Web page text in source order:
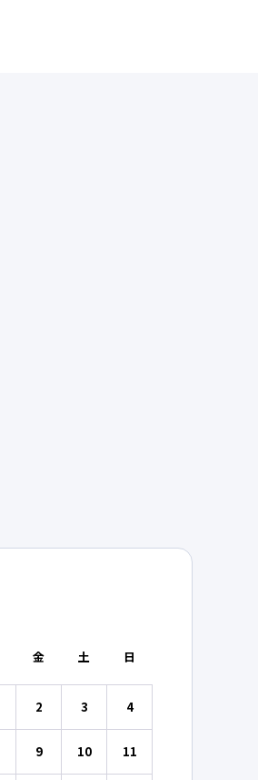
金 土 日
2 3 4
9 10 11